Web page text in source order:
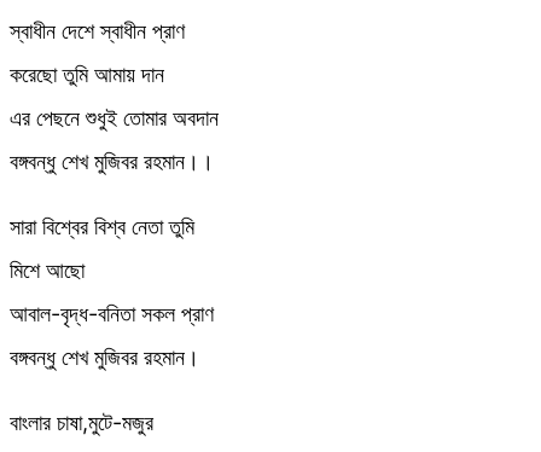
স্বাধীন দেশে স্বাধীন প্রাণ
করেছো তুমি আমায় দান
এর পেছনে শুধুই তোমার অবদান
বঙ্গবন্ধু শেখ মুজিবর রহমান।।
সারা বিশ্বের বিশ্ব নেতা তুমি
মিশে আছো
আবাল-বৃদ্ধ-বনিতা সকল প্রাণ
বঙ্গবন্ধু শেখ মুজিবর রহমান।
বাংলার চাষা,মুটে-মজুর